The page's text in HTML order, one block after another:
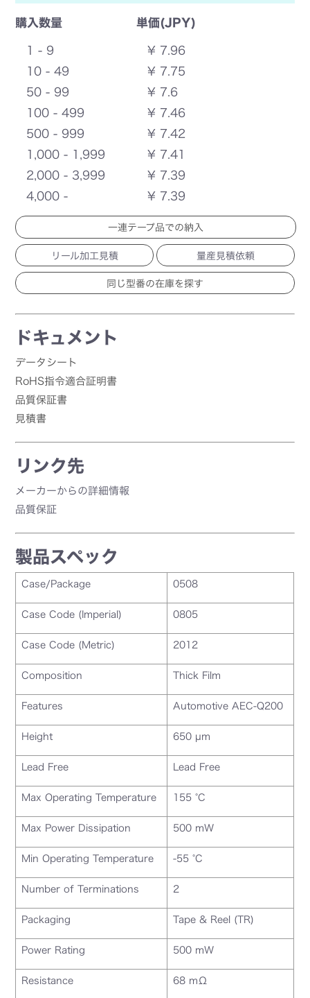
購入数量 単価(JPY)
1 - 9
¥ 7.96
10 - 49
¥ 7.75
50 - 99
¥ 7.6
100 - 499
¥ 7.46
500 - 999
¥ 7.42
1,000 - 1,999
¥ 7.41
2,000 - 3,999
¥ 7.39
4,000 -
¥ 7.39
一連テープ品での納入
リール加工見積 量産見積依頼
ドキュメント
データシート
RoHS指令適合証明書
品質保証書
見積書
リンク先
メーカーからの詳細情報
品質保証
製品スペック
Case/Package 0508
Case Code (Imperial) 0805
Case Code (Metric) 2012
Composition Thick Film
Features Automotive AEC-Q200
Height 650 µm
Lead Free Lead Free
Max Operating Temperature 155 °C
Max Power Dissipation 500 mW
Min Operating Temperature -55 °C
Number of Terminations 2
Packaging Tape & Reel (TR)
Power Rating 500 mW
Resistance 68 mΩ